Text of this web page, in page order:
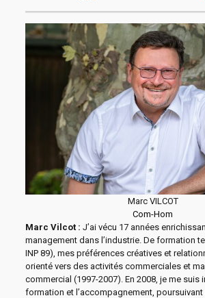
Marc VILCOT
Com-Hom
Marc Vilcot : J’ai vécu 17 années
management dans l’industrie. De formation
INP 89), mes préférences créatives et
orienté vers des activités commerciales et
commercial (1997-2007). En 2008, je me suis
formation et l’accompagnement,